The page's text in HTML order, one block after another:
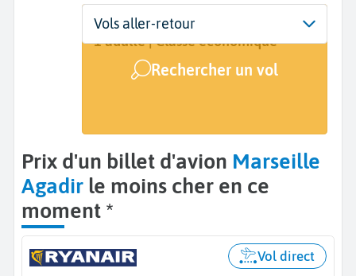
Départ
Marseille (MRS)
Dates
Dates de votre voyage
Voyageurs | Classe
1 adulte | Classe économique
Rechercher un vol
Vols aller-retour
Prix d'un billet d'avion Marseille
Agadir le moins cher en ce
moment *
Vol direct